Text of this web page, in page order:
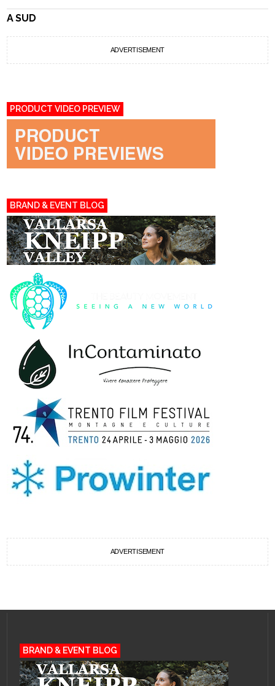
A SUD
ADVERTISEMENT
PRODUCT VIDEO PREVIEW
BRAND & EVENT BLOG
ADVERTISEMENT
BRAND & EVENT BLOG